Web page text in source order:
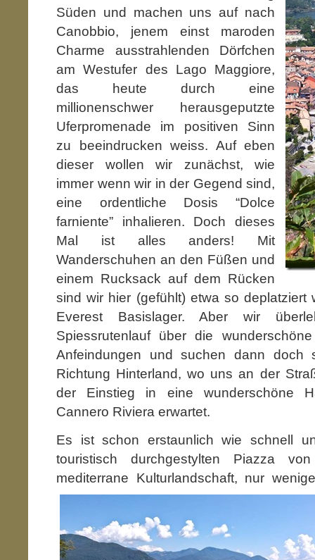
Süden und machen uns auf nach
Canobbio, jenem einst maroden
Charme ausstrahlenden Dörfchen
am Westufer des Lago Maggiore,
das heute durch eine
millionenschwer herausgeputzte
Uferpromenade im positiven Sinn
zu beeindrucken weiss. Auf eben
dieser wollen wir zunächst, wie
immer wenn wir in der Gegend sind,
eine ordentliche Dosis “Dolce
farniente” inhalieren. Doch dieses
Mal ist alles anders! Mit
Wanderschuhen an den Füßen und
einem Rucksack auf dem Rücken
sind wir hier (gefühlt) etwa so deplatziert
Everest Basislager. Aber wir
Spiessrutenlauf über die
Anfeindungen und suchen dann doch
Richtung Hinterland, wo uns an der
der Einstieg in eine wunderschöne
Cannero Riviera erwartet.
Es ist schon erstaunlich wie schnell
touristisch durchgestylten Piazza
mediterrane Kulturlandschaft, nur